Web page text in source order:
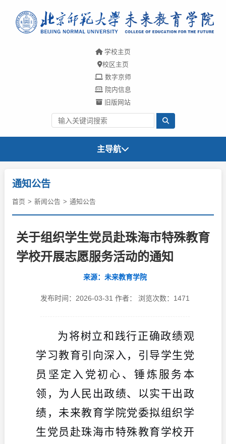
学校主页
校区主页
数字京师
院内信息
旧版网站
主导航
新闻公告
通知公告
通知公告
首页 新闻公告 通知公告
关于组织学生党员赴珠海市特殊教育
学校开展志愿服务活动的通知
来源：未来教育学院
发布时间：2026-03-31 作者： 浏览次数： 1471
为将树立和践行正确政绩观
学习教育引向深入，引导学生党
员坚定入党初心、锤炼服务本
领，为人民出政绩、以实干出政
绩， 未来教育学院党委拟组织学
生党员赴珠海市特殊教育学校开